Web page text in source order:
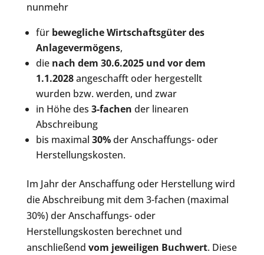
nunmehr
für bewegliche Wirtschaftsgüter des
Anlagevermögens,
die nach dem 30.6.2025 und vor dem
1.1.2028angeschafft oder hergestellt
wurden bzw. werden, und zwar
in Höhe des 3-fachen der linearen
Abschreibung
bis maximal 30%der Anschaffungs- oder
Herstellungskosten.
Im Jahr der Anschaffung oder Herstellung wird
die Abschreibung mit dem 3-fachen (maximal
30%) der Anschaffungs- oder
Herstellungskosten berechnet und
anschließend vom jeweiligen Buchwert. Diese